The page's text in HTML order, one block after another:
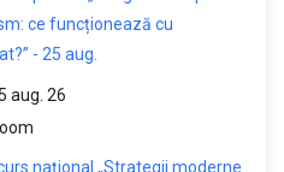
ce funcționează cu
- 25 aug.
aug. 26
național „Strategii moderne